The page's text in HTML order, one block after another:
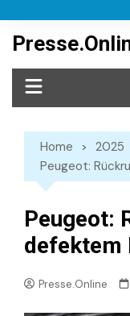
content
Home 2025
Peugeot:
Peugeot:
defektem
Presse.Online